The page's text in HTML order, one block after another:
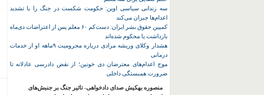
سه زندانی سیاسی اوین: حکومت شکست در جنگ را با تشدید
اعدام‌ها جبران می‌کند
کمپین حقوق بشر ایران: دست‌کم ۶۰ معلم پس از اعتراضات دی‌ماه
بازداشت یا محکوم شده‌اند
هشدار وکلای وریشه مرادی درباره محرومیت ۹ماهه او از خدمات
درمانی
موج اعدام‌های معترضان دی‌ خونین؛ از نقض دادرسی عادلانه تا
ضرورت همبستگی داخلی
منصوره بهکیش صدای دادخواهی- تاثیر جنگ بر جنبش‌های